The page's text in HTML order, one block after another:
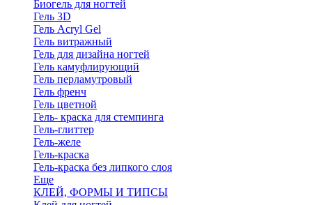
Биогель для ногтей
Гель 3D
Гель Acryl Gel
Гель витражный
Гель для дизайна ногтей
Гель камуфлирующий
Гель перламутровый
Гель френч
Гель цветной
Гель- краска для стемпинга
Гель-глиттер
Гель-желе
Гель-краска
Гель-краска без липкого слоя
Еще
КЛЕЙ, ФОРМЫ И ТИПСЫ